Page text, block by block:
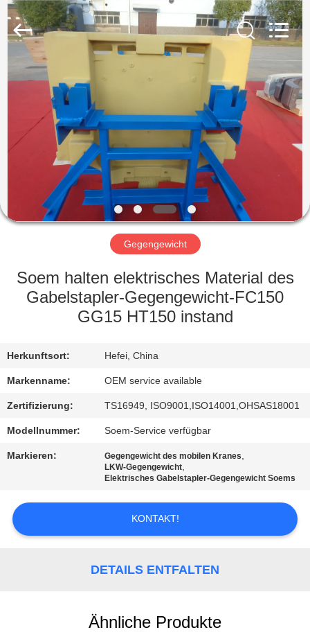
HAUS
PRODUKTE
ÜBER
FABRIK-
QUALITÄTSKONTROLLE
SIE
MIT
UNS
IN
VERBINDUNG
FORDERN
Casting
Forging
Factory.
Reserved.
Developed
ECER
Gegengewicht
Soem halten elektrisches Material des
Gabelstapler-Gegengewicht-FC150
GG15 HT150 instand
Herkunftsort: Hefei, China
Markenname: OEM service available
Zertifizierung: TS16949, ISO9001,ISO14001,OHSAS18001
Modellnummer: Soem-Service verfügbar
Markieren: Gegengewicht des mobilen Kranes,
LKW-Gegengewicht,
Elektrisches Gabelstapler-Gegengewicht Soems
KONTAKT!
DETAILS ENTFALTEN
Ähnliche Produkte